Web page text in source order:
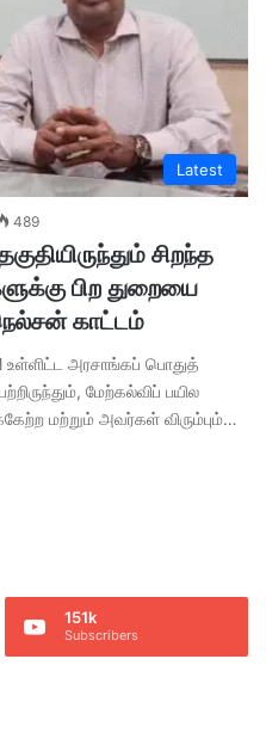
Latest
489
சிறந்த
பிற துறையை
காட்டம்
உள்ளிட்ட அரசாங்கப் பொதுத்
மேற்கல்விப் பயில
மற்றும் அவர்கள் விரும்பும்…
151k
Subscribers